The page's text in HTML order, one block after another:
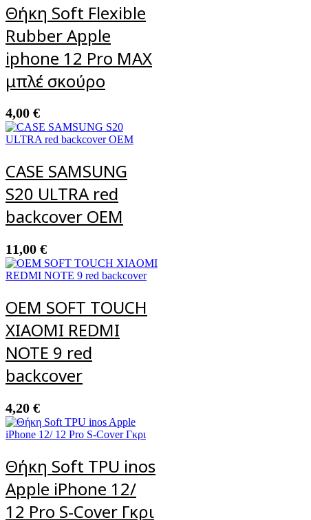
Θήκη Soft Flexible
Rubber Apple
iphone 12 Pro MAX
μπλέ σκούρο
4,00 €
CASE SAMSUNG
S20 ULTRA red
backcover OEM
11,00 €
OEM SOFT TOUCH
XIAOMI REDMI
NOTE 9 red
backcover
4,20 €
Θήκη Soft TPU inos
Apple iPhone 12/
12 Pro S-Cover Γκρι